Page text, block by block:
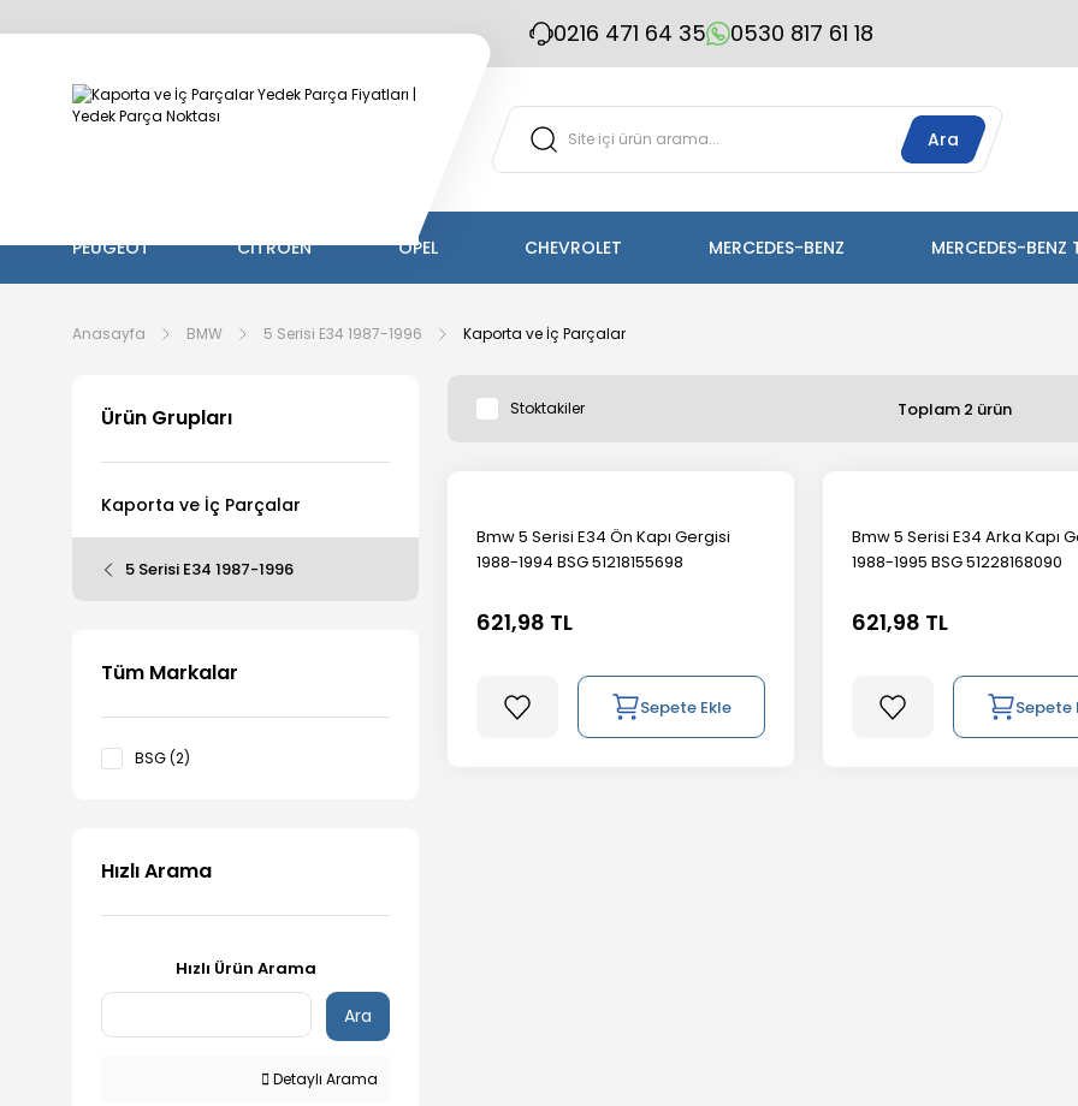
0216 471 64 35 0530 817 61 18
Ara
PEUGEOT CİTROEN OPEL CHEVROLET MERCEDES-BENZ MERCEDES-BENZ
Anasayfa BMW 5 Serisi E34 1987-1996 Kaporta ve İç Parçalar
Ürün Grupları
Kaporta ve İç Parçalar
5 Serisi E34 1987-1996
Tüm Markalar
BSG (2)
Hızlı Arama
Hızlı Ürün Arama
Ara
Detaylı Arama
Stoktakiler Toplam 2 ürün
Bmw 5 Serisi E34 Ön Kapı Gergisi
1988-1994 BSG 51218155698
621,98 TL
Sepete Ekle
Bmw 5 Serisi E34 Arka Kapı
1988-1995 BSG 51228168090
621,98 TL
Sepete